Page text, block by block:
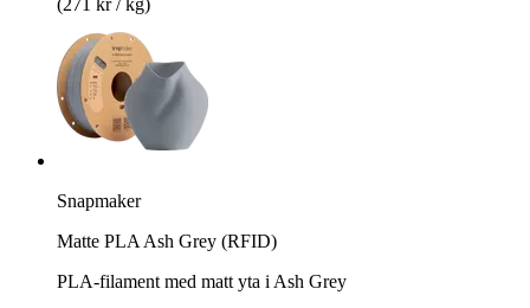
Snapmaker
Matte PLA Ash Grey (RFID)
PLA-filament med matt yta i Ash Grey